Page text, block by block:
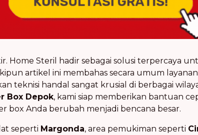
Home Steril hadir sebagai solusi terpercaya
artikel ini membahas secara umum
teknisi handal sangat krusial di berbagai
Box Depok, kami siap memberikan bantuan
box Anda berubah menjadi bencana besar.
seperti Margonda, area pemukiman seperti